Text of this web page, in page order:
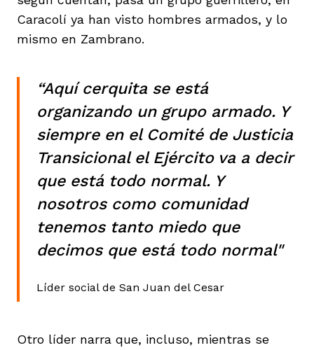
Caracolí ya han visto hombres armados, y lo
mismo en Zambrano.
“Aquí cerquita se está
organizando un grupo armado. Y
siempre en el Comité de Justicia
Transicional el Ejército va a decir
que está todo normal. Y
nosotros como comunidad
tenemos tanto miedo que
decimos que está todo normal"
Líder social de San Juan del Cesar
Otro líder narra que, incluso, mientras se